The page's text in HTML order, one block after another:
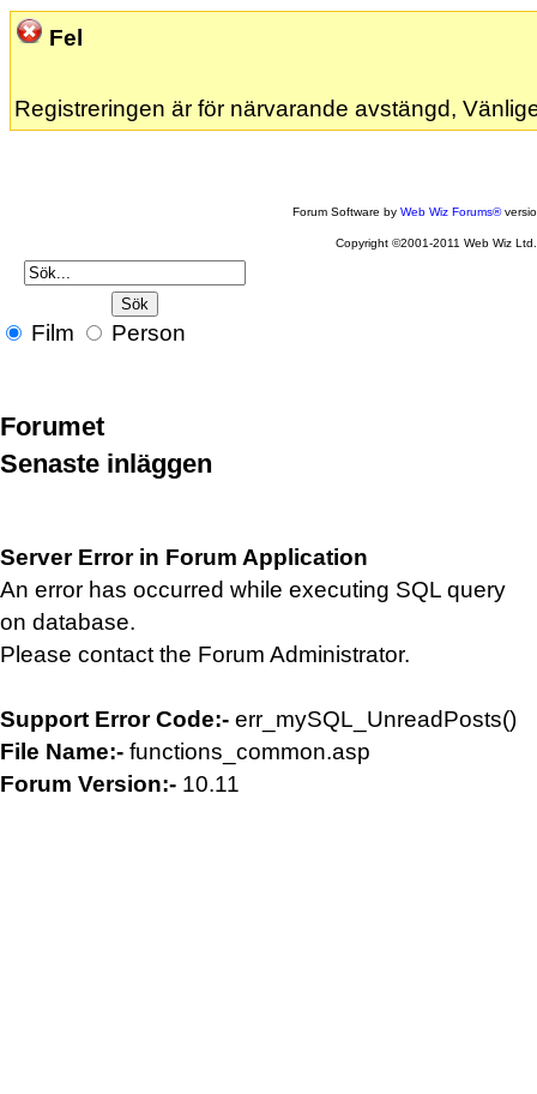
Fel
Registreringen är för närvarande avstängd,
Forum Software byWeb Wiz Forums®
Copyright ©2001-2011 Web Wiz Ltd.
Film Person
Forumet
Senaste inläggen
Server Error in Forum Application
An error has occurred while executing SQL query
on database.
Please contact the Forum Administrator.
Support Error Code:- err_mySQL_UnreadPosts()
File Name:- functions_common.asp
Forum Version:- 10.11